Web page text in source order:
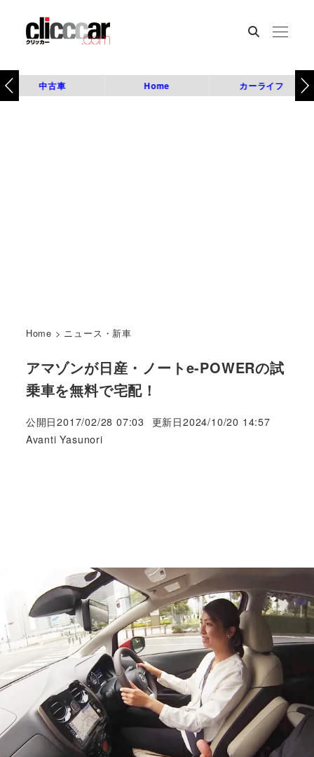
中古車 Home カーライフ
Home > ニュース・新車
アマゾンが日産・ノートe-POWERの試
乗車を無料で宅配！
公開日2017/02/28 07:03 更新日2024/10/20 14:57
著
Avanti Yasunori